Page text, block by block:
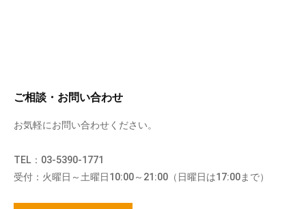
ご相談・お問い合わせ
お気軽にお問い合わせください。
TEL：03-5390-1771
受付：火曜日～土曜日10:00～21:00（日曜日は17:00まで）